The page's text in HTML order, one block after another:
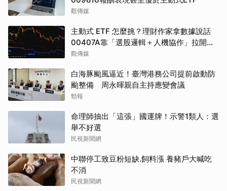
觀傳媒
主動式 ETF 怎麼挑？理財作家拿數據說話
00407A靠「選股邏輯＋人機協作」拉開與
同類的差距
觀傳媒
白海豚颱風逼近！臺灣港務公司提前啟動防
颱整備 周永暉親自主持應變會議
勁報
命理師抽出「這張」國運牌！示警1類人：選
舉不好選
民視新聞網
中聯停工致豆粉短缺.飼料漲 養豬戶大喊吃
不消
民視新聞網